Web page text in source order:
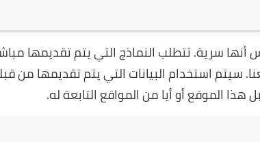
سرية. تتطلب النماذج التي يتم تقديمها
سيتم استخدام البيانات التي يتم تقديمها من
الموقع أو أيا من المواقع التابعة له.